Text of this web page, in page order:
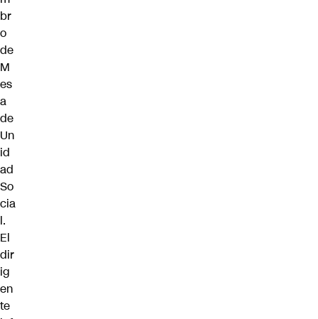
br
o
de
M
es
a
de
Un
id
ad
So
cia
l.
El
dir
ig
en
te